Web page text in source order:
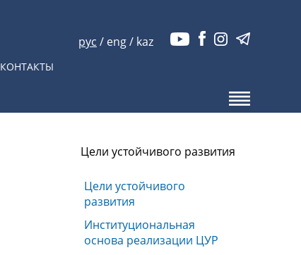
КОНТАКТЫ
рус / eng/ kaz
Цели устойчивого развития
Цели устойчивого
развития
Институциональная
основа реализации ЦУР